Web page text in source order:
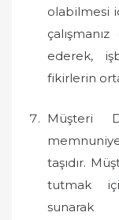
olabilmesi
ederek,
fikirlerin
Müşteri
taşıdır.
tutmak
sunarak